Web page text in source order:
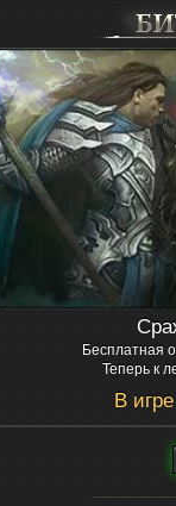
Бесплатная
Теперь к
В